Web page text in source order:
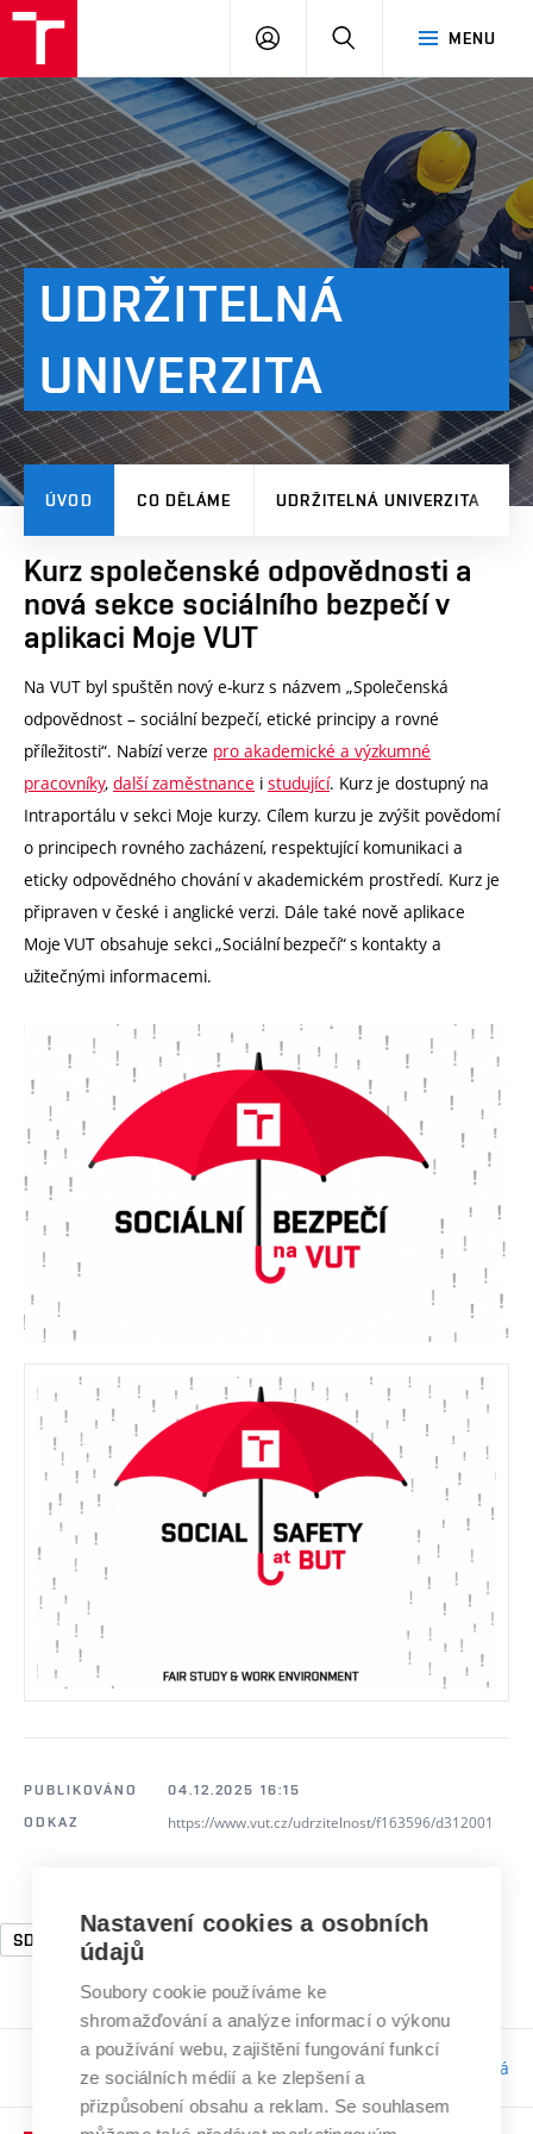
MENU
PŘIHLÁSIT
UDRŽITELNÁ
UNIVERZITA
ÚVOD CO DĚLÁME UDRŽITELNÁ UNIVERZITA
Kurz společenské odpovědnosti a
nová sekce sociálního bezpečí v
aplikaci Moje VUT
Na VUT byl spuštěn nový e-kurz s názvem „Společenská
odpovědnost – sociální bezpečí, etické principy a rovné
příležitosti“. Nabízí verze pro akademické a výzkumné
pracovníky, další zaměstnance i studující. Kurz je dostupný na
Intraportálu v sekci Moje kurzy. Cílem kurzu je zvýšit povědomí
o principech rovného zacházení, respektující komunikaci a
eticky odpovědného chování v akademickém prostředí. Kurz je
připraven v české i anglické verzi. Dále také nově aplikace
Moje VUT obsahuje sekci „Sociální bezpečí“ s kontakty a
užitečnými informacemi.
PUBLIKOVÁNO
04.12.2025 16:15
ODKAZ
https://www.vut.cz/udrzitelnost/f163596/d312001
SDG5 SDG10
Odpovědnost:Bc. Tereza Kučerová
Nastavení cookies a osobních
údajů
Soubory cookie používáme ke
shromažďování a analýze informací o výkonu
a používání webu, zajištění fungování funkcí
ze sociálních médií a ke zlepšení a
přizpůsobení obsahu a reklam. Se souhlasem